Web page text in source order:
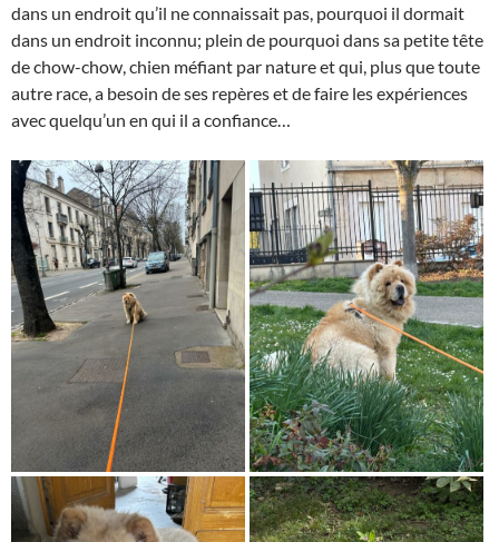
dans un endroit qu’il ne connaissait pas, pourquoi il dormait
dans un endroit inconnu; plein de pourquoi dans sa petite tête
de chow-chow, chien méfiant par nature et qui, plus que toute
autre race, a besoin de ses repères et de faire les expériences
avec quelqu’un en qui il a confiance…